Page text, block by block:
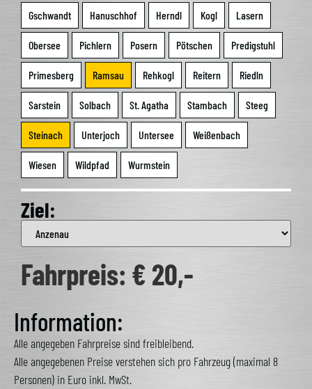
Gschwandt Hanusch­hof Herndl Kogl Lasern
Ober­see Pich­lern Posern Pötschen Pre­dig­stuhl
Pri­mes­berg Ram­sau Reh­kogl Rei­tern Riedln
Sar­stein Sol­bach St. Aga­tha Stam­bach Steeg
Stein­ach Unter­joch Unter­see Wei­ßen­bach
Wie­sen Wild­pfad Wurm­stein
Ziel:
Fahr­preis: € 20,-
Alternative:
Information:
Alle angegeben Fahrpreise sind freibleibend.
Alle angegebenen Preise verstehen sich pro Fahrzeug (maximal 8
Personen) in Euro inkl. MwSt.